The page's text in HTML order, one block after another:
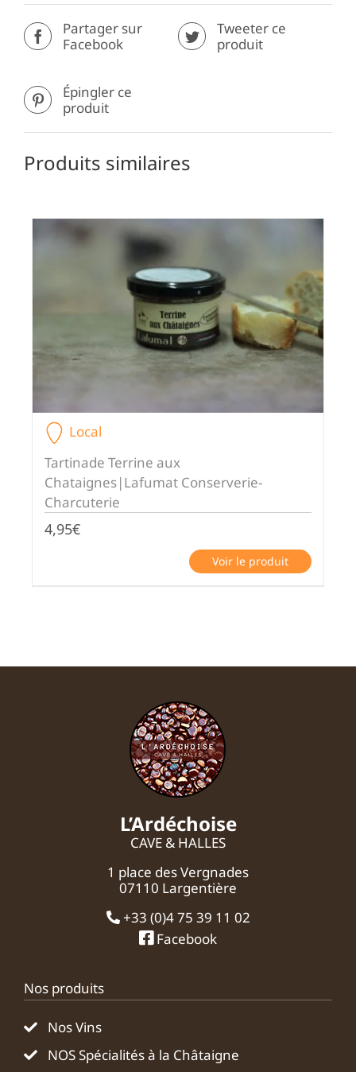
Partager sur
Facebook
Tweeter ce
produit
Épingler ce
produit
Produits similaires
Local
Tartinade Terrine aux
Chataignes|Lafumat Conserverie-
Charcuterie
4,95€
Voir le produit
L’Ardéchoise
CAVE & HALLES
1 place des Vergnades
07110 Largentière
+33 (0)4 75 39 11 02
Facebook
Nos produits
Nos Vins
NOS Spécialités à la Châtaigne